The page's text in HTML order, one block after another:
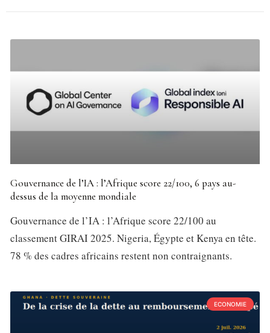
Gouvernance de l’IA : l’Afrique score 22/100, 6 pays au-
dessus de la moyenne mondiale
Gouvernance de l’IA : l’Afrique score 22/100 au
classement GIRAI 2025. Nigeria, Égypte et Kenya en tête.
78 % des cadres africains restent non contraignants.
ECONOMIE